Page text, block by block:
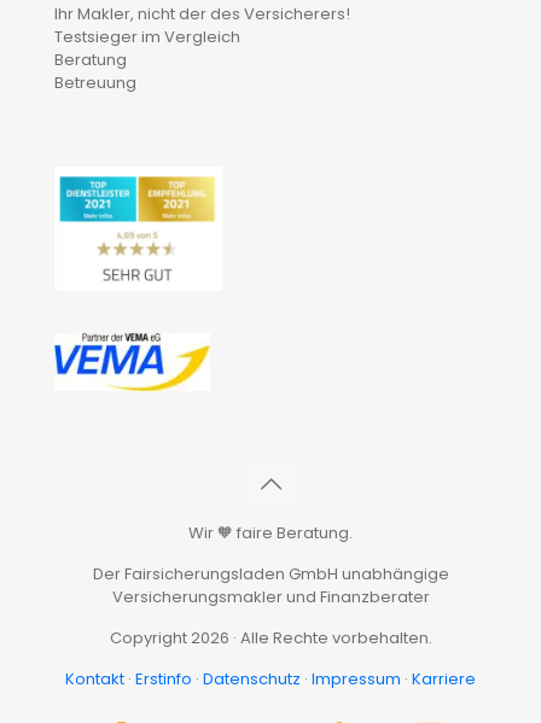
Ihr Makler, nicht der des Versicherers!
Testsieger im Vergleich
Beratung
Betreuung
Wir 🧡 faire Beratung.
Der Fairsicherungsladen GmbH unabhängige
Versicherungsmakler und Finanzberater
Copyright 2026 · Alle Rechte vorbehalten.
Kontakt · Erstinfo · Datenschutz · Impressum · Karriere